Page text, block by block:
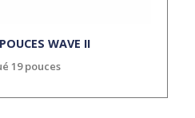
WAVE II
19 pouces